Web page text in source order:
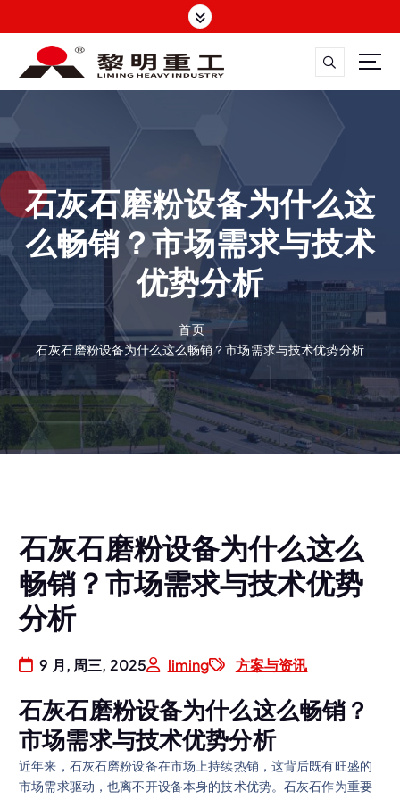
转
容 大修渣磨粉机，矿渣立磨
石灰石磨粉设备为什么这
么畅销？市场需求与技术
优势分析
首页
石灰石磨粉设备为什么这么畅销？市场需求与技术优势分析
石灰石磨粉设备为什么这么
畅销？市场需求与技术优势
分析
9 月, 周三, 2025 liming 方案与资讯
石灰石磨粉设备为什么这么畅销？
市场需求与技术优势分析
近年来，石灰石磨粉设备在市场上持续热销，这背后既有旺盛的
市场需求驱动，也离不开设备本身的技术优势。石灰石作为重要